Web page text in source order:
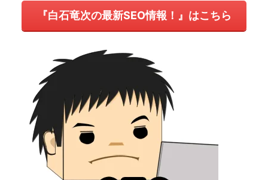
『白石竜次の最新SEO情報！』はこちら